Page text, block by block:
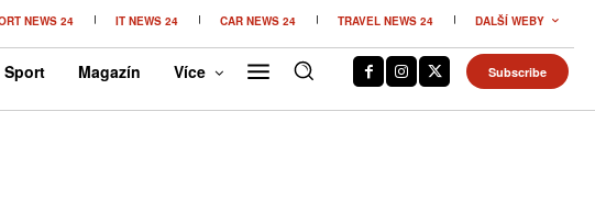
NEWS 24 IT NEWS 24 CAR NEWS 24 TRAVEL NEWS 24 DALŠÍ WEBY
Sport Magazín Více Subscribe